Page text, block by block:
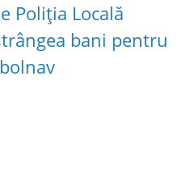
Poliția Locală
bani pentru